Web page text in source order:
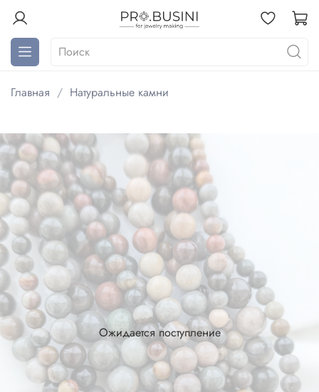
Главная Натуральные камни
Ожидается поступление